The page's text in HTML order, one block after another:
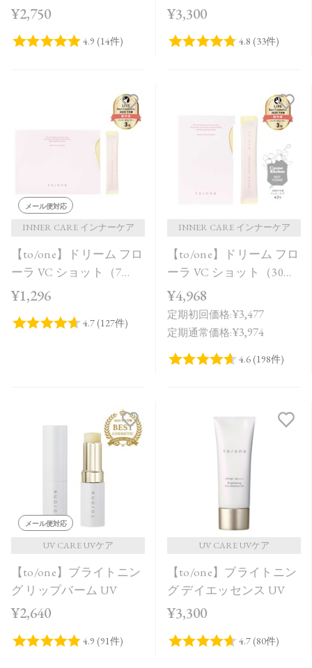
ウ［03,04］
¥2,750
Lilac Pink
¥3,300
メール便対応
INNER CARE インナーケア
【to/one】ドリーム フロ
ーラ VC ショット（7
包）
¥1,296
INNER CARE インナーケア
【to/one】ドリーム フロ
ーラ VC ショット（30
包）
¥4,968
定期初回価格:¥3,477
定期通常価格:¥3,974
メール便対応
UV CARE UVケア
【to/one】ブライトニン
グ リップバーム UV
¥2,640
UV CARE UVケア
【to/one】ブライトニン
グ デイエッセンス UV
¥3,300